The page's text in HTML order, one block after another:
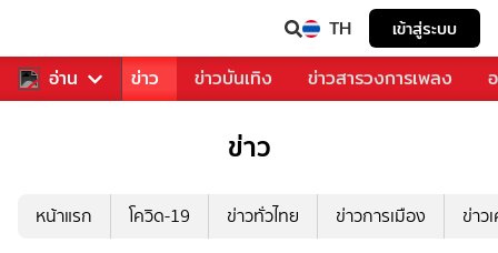
TH เข้าสู่ระบบ
อ่าน
คุณ กีฬา ข่าว ข่าวบันเทิง ข่าวสารวงการเพลง
ข่าว
หน้าแรก โควิด-19 ข่าวทั่วไทย ข่าวการเมือง ข่าว